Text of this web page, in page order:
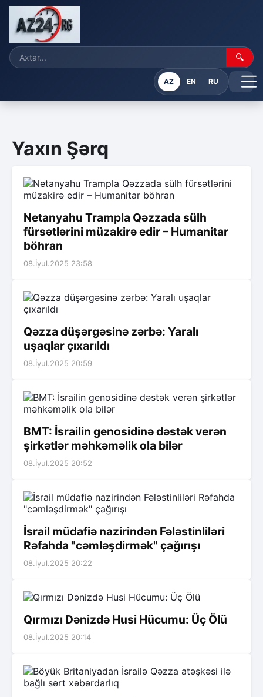
🔍
AZ EN RU
Yaxın Şərq
Netanyahu Trampla Qəzzada sülh
fürsətlərini müzakirə edir – Humanitar
böhran
08.İyul.2025 23:58
Qəzza düşərgəsinə zərbə: Yaralı
uşaqlar çıxarıldı
08.İyul.2025 20:59
BMT: İsrailin genosidinə dəstək verən
şirkətlər məhkəməlik ola bilər
08.İyul.2025 20:52
İsrail müdafiə nazirindən Fələstinliləri
Rəfahda "cəmləşdirmək" çağırışı
08.İyul.2025 20:22
Qırmızı Dənizdə Husi Hücumu: Üç Ölü
08.İyul.2025 20:14